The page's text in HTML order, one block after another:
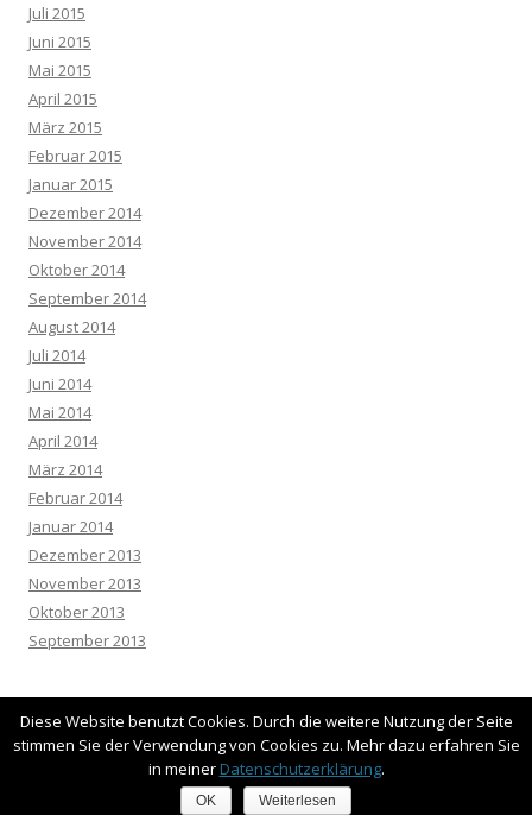
Juli 2015
Juni 2015
Mai 2015
April 2015
März 2015
Februar 2015
Januar 2015
Dezember 2014
November 2014
Oktober 2014
September 2014
August 2014
Juli 2014
Juni 2014
Mai 2014
April 2014
März 2014
Februar 2014
Januar 2014
Dezember 2013
November 2013
Oktober 2013
September 2013
Stolz präsentiert von WordPress
Diese Website benutzt Cookies. Durch die weitere Nutzung der Seite
stimmen Sie der Verwendung von Cookies zu. Mehr dazu erfahren Sie
in meiner Datenschutzerklärung.
OK Weiterlesen